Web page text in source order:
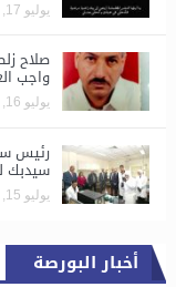
يوليو 17, 2026
صلاح
واجب
يوليو 16, 2026
رئيس
سيدبك
يوليو 15, 2026
أخبار البورصة